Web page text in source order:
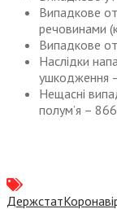
Випадкове
речовинами
Випадкове
Наслідки
ушкодження
Нещасні
полум’я – 866
Держстат